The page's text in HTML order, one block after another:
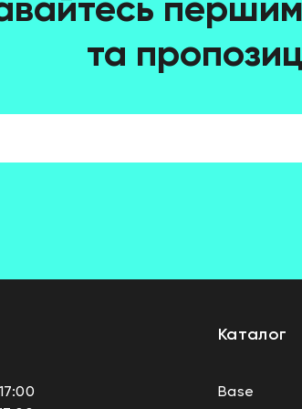
та
Каталог
Base